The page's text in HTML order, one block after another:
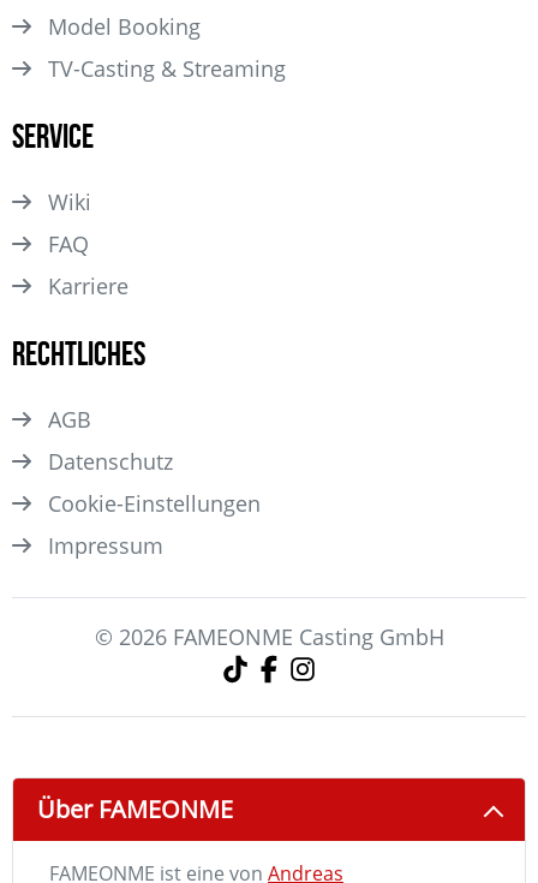
Model Booking
TV-Casting & Streaming
Service
Wiki
FAQ
Karriere
Rechtliches
AGB
Datenschutz
Cookie-Einstellungen
Impressum
© 2026 FAMEONME Casting GmbH
Über FAMEONME
FAMEONME ist eine von Andreas